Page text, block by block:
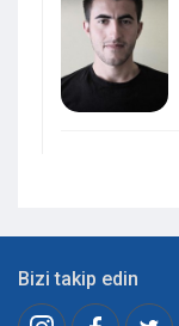
Bizi takip edin